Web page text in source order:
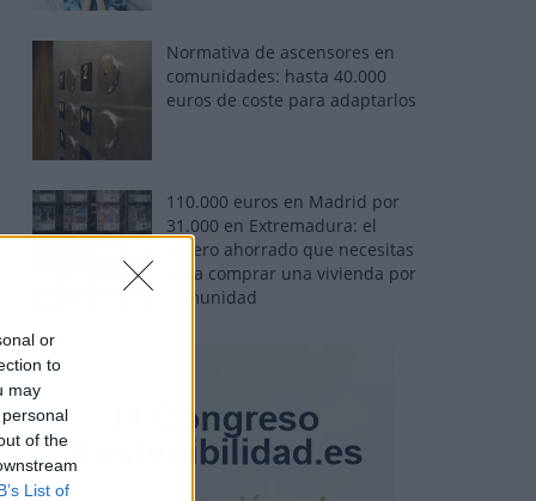
or
to
may
of the
List of
Normativa de ascensores en
comunidades: hasta 40.000
euros de coste para adaptarlos
110.000 euros en Madrid por
31.000 en Extremadura: el
dinero ahorrado que necesitas
para comprar una vivienda por
comunidad